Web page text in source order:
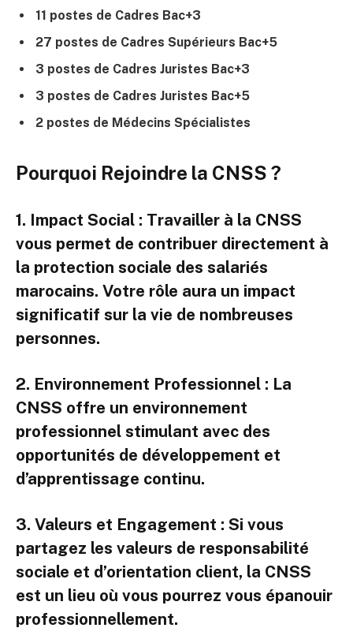
11 postes de Cadres Bac+3
27 postes de Cadres Supérieurs Bac+5
3 postes de Cadres Juristes Bac+3
3 postes de Cadres Juristes Bac+5
2 postes de Médecins Spécialistes
Pourquoi Rejoindre la CNSS ?
1. Impact Social : Travailler à la CNSS
vous permet de contribuer directement à
la protection sociale des salariés
marocains. Votre rôle aura un impact
significatif sur la vie de nombreuses
personnes.
2. Environnement Professionnel : La
CNSS offre un environnement
professionnel stimulant avec des
opportunités de développement et
d’apprentissage continu.
3. Valeurs et Engagement : Si vous
partagez les valeurs de responsabilité
sociale et d’orientation client, la CNSS
est un lieu où vous pourrez vous épanouir
professionnellement.